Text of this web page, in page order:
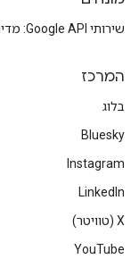
שירותי Google API: מדיניות בנושא נתוני משתמשים
המרכז
בלוג
Bluesky
Instagram
LinkedIn
‫X (טוויטר)
YouTube